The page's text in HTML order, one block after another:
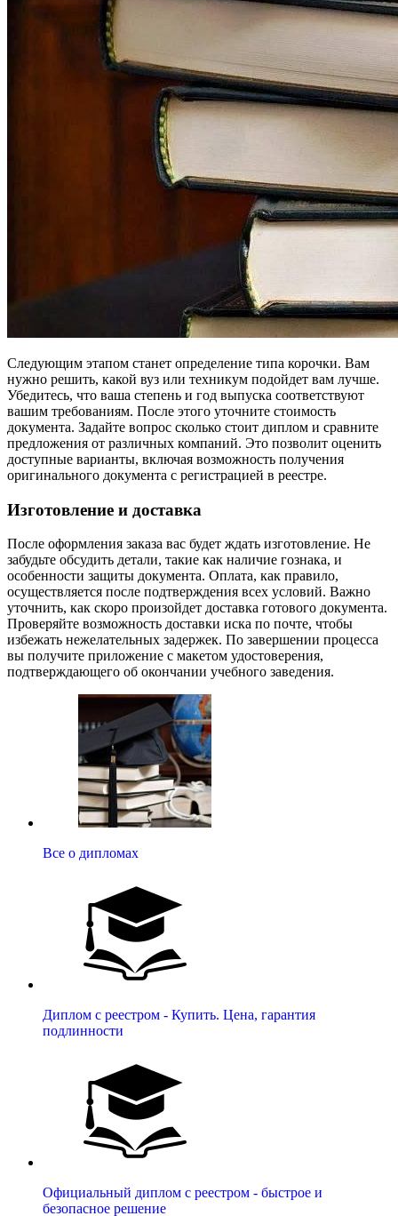
Следующим этапом станет определение типа корочки. Вам
нужно решить, какой вуз или техникум подойдет вам лучше.
Убедитесь, что ваша степень и год выпуска соответствуют
вашим требованиям. После этого уточните стоимость
документа. Задайте вопрос сколько стоит диплом и сравните
предложения от различных компаний. Это позволит оценить
доступные варианты, включая возможность получения
оригинального документа с регистрацией в реестре.
Изготовление и доставка
После оформления заказа вас будет ждать изготовление. Не
забудьте обсудить детали, такие как наличие гознака, и
особенности защиты документа. Оплата, как правило,
осуществляется после подтверждения всех условий. Важно
уточнить, как скоро произойдет доставка готового документа.
Проверяйте возможность доставки иска по почте, чтобы
избежать нежелательных задержек. По завершении процесса
вы получите приложение с макетом удостоверения,
подтверждающего об окончании учебного заведения.
Все о дипломах
Диплом с реестром - Купить. Цена, гарантия
подлинности
Официальный диплом с реестром - быстрое и
безопасное решение